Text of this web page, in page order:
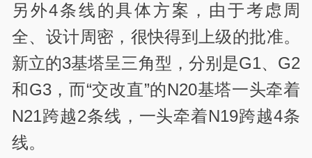
另外4条线的具体方案，由于考虑周
全、设计周密，很快得到上级的批准。
新立的3基塔呈三角型，分别是G1、G2
和G3，而“交改直”的N20基塔一头牵着
N21跨越2条线，一头牵着N19跨越4条
线。